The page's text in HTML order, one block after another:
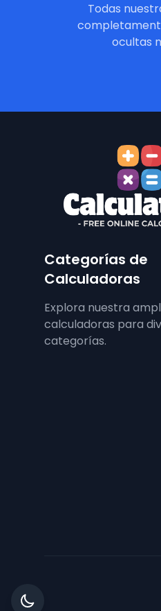
Todas
ocultas
Categorías de
Calculadoras
Explora nuestra
calculadoras para
categorías.